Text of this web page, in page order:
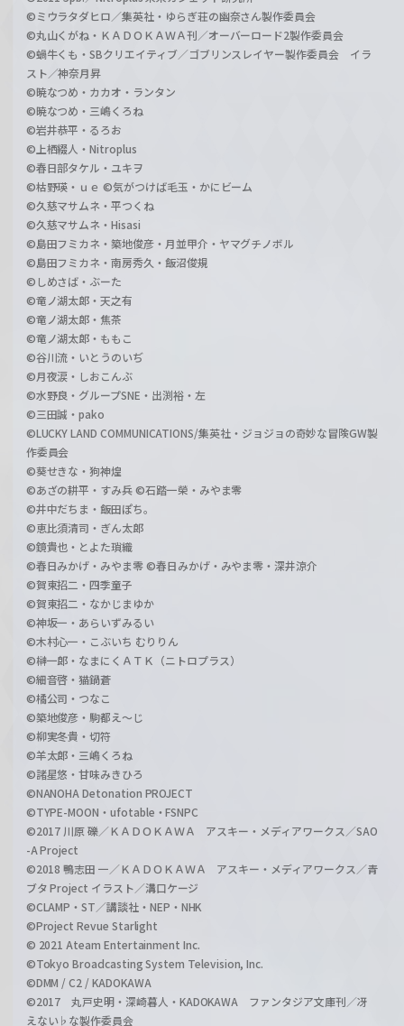
©ミウラタダヒロ／集英社・ゆらぎ荘の幽奈さん製作委員会
©丸山くがね・ＫＡＤＯＫＡＷＡ刊／オーバーロード2製作委員会
©蝸牛くも・SBクリエイティブ／ゴブリンスレイヤー製作委員会 イラ
スト／神奈月昇
©暁なつめ・カカオ・ランタン
©暁なつめ・三嶋くろね
©岩井恭平・るろお
©上栖綴人・Nitroplus
©春日部タケル・ユキヲ
©枯野瑛・ｕｅ ©気がつけば毛玉・かにビーム
©久慈マサムネ・平つくね
©久慈マサムネ・Hisasi
©島田フミカネ・築地俊彦・月並甲介・ヤマグチノボル
©島田フミカネ・南房秀久・飯沼俊規
©しめさば・ぶーた
©竜ノ湖太郎・天之有
©竜ノ湖太郎・焦茶
©竜ノ湖太郎・ももこ
©谷川流・いとうのいぢ
©月夜涙・しおこんぶ
©水野良・グループSNE・出渕裕・左
©三田誠・pako
©LUCKY LAND COMMUNICATIONS/集英社・ジョジョの奇妙な冒険GW製
作委員会
©葵せきな・狗神煌
©あざの耕平・すみ兵 ©石踏一榮・みやま零
©井中だちま・飯田ぽち。
©恵比須清司・ぎん太郎
©鏡貴也・とよた瑣織
©春日みかげ・みやま零 ©春日みかげ・みやま零・深井涼介
©賀東招二・四季童子
©賀東招二・なかじまゆか
©神坂一・あらいずみるい
©木村心一・こぶいち むりりん
©榊一郎・なまにくＡＴＫ（ニトロプラス）
©細音啓・猫鍋蒼
©橘公司・つなこ
©築地俊彦・駒都え～じ
©柳実冬貴・切符
©羊太郎・三嶋くろね
©諸星悠・甘味みきひろ
©NANOHA Detonation PROJECT
©TYPE-MOON・ufotable・FSNPC
©2017 川原 礫／ＫＡＤＯＫＡＷＡ アスキー・メディアワークス／SAO
-A Project
©2018 鴨志田 一／ＫＡＤＯＫＡＷＡ アスキー・メディアワークス／青
ブタ Project イラスト／溝口ケージ
©CLAMP・ST／講談社・NEP・NHK
©Project Revue Starlight
© 2021 Ateam Entertainment Inc.
©Tokyo Broadcasting System Television, Inc.
©DMM / C2 / KADOKAWA
©2017 丸戸史明・深崎暮人・KADOKAWA ファンタジア文庫刊／冴
えない♭な製作委員会